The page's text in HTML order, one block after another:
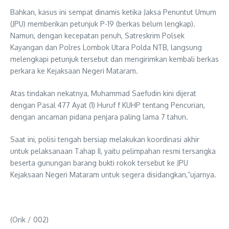
Bahkan, kasus ini sempat dinamis ketika Jaksa Penuntut Umum
(JPU) memberikan petunjuk P-19 (berkas belum lengkap).
Namun, dengan kecepatan penuh, Satreskrim Polsek
Kayangan dan Polres Lombok Utara Polda NTB, langsung
melengkapi petunjuk tersebut dan mengirimkan kembali berkas
perkara ke Kejaksaan Negeri Mataram.
Atas tindakan nekatnya, Muhammad Saefudin kini dijerat
dengan Pasal 477 Ayat (1) Huruf f KUHP tentang Pencurian,
dengan ancaman pidana penjara paling lama 7 tahun.
Saat ini, polisi tengah bersiap melakukan koordinasi akhir
untuk pelaksanaan Tahap II, yaitu pelimpahan resmi tersangka
beserta gunungan barang bukti rokok tersebut ke JPU
Kejaksaan Negeri Mataram untuk segera disidangkan,”ujarnya.
(Orik / 002)